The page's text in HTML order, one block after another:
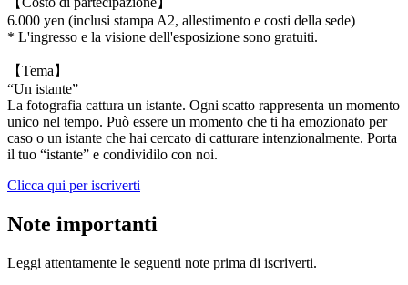
6.000 yen (inclusi stampa A2, allestimento e costi della sede)
* L'ingresso e la visione dell'esposizione sono gratuiti.
【Tema】
“Un istante”
La fotografia cattura un istante. Ogni scatto rappresenta un momento
unico nel tempo. Può essere un momento che ti ha emozionato per
caso o un istante che hai cercato di catturare intenzionalmente. Porta
il tuo “istante” e condividilo con noi.
Clicca qui per iscriverti
Note importanti
Leggi attentamente le seguenti note prima di iscriverti.